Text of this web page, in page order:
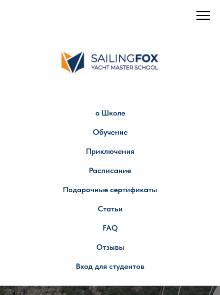
о Школе
Обучение
Приключения
Расписание
Подарочные сертификаты
Статьи
FAQ
Отзывы
Вход для студентов